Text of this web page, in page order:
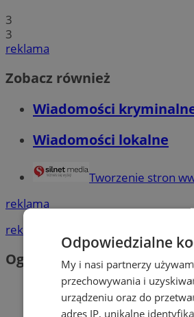
3
3
reklama
Zobacz również
Wiadomości
Wiadomości lokalne
Tworzenie stron
reklama
reklama
Ogłoszenia
Odpowiedzialne
My i nasi partnerzy
przechowywania i
urządzeniu oraz do
adres IP, unikalne